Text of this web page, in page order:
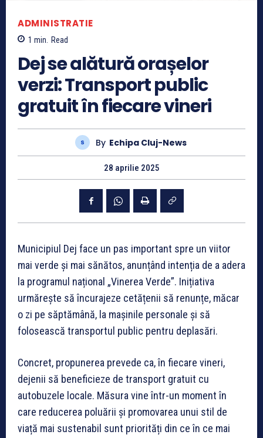
ADMINISTRATIE
1 min. Read
Dej se alătură orașelor
verzi: Transport public
gratuit în fiecare vineri
By Echipa Cluj-News
28 aprilie 2025
Municipiul Dej face un pas important spre un viitor
mai verde și mai sănătos, anunțând intenția de a adera
la programul național „Vinerea Verde”. Inițiativa
urmărește să încurajeze cetățenii să renunțe, măcar
o zi pe săptămână, la mașinile personale și să
folosească transportul public pentru deplasări.
Concret, propunerea prevede ca, în fiecare vineri,
dejenii să beneficieze de transport gratuit cu
autobuzele locale. Măsura vine într-un moment în
care reducerea poluării și promovarea unui stil de
viață mai sustenabil sunt priorități din ce în ce mai